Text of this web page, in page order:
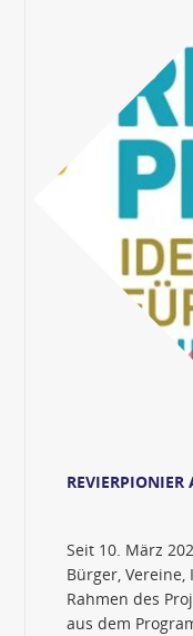
Seit 10. März
Bürger,
Rahmen des
aus dem